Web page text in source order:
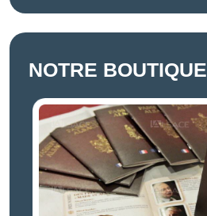
NOTRE BOUTIQUE